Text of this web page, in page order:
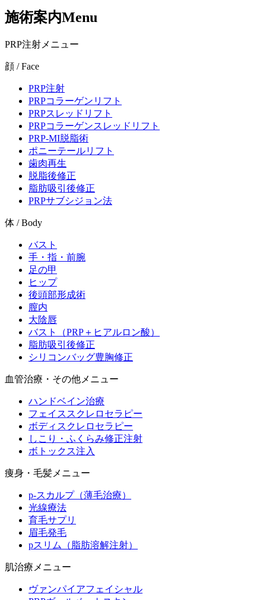
施術案内Menu
PRP注射メニュー
顔 / Face
PRP注射
PRPコラーゲンリフト
PRPスレッドリフト
PRPコラーゲンスレッドリフト
PRP-MI脱脂術
ポニーテールリフト
歯肉再生
脱脂後修正
脂肪吸引後修正
PRPサブシジョン法
体 / Body
バスト
手・指・前腕
足の甲
ヒップ
後頭部形成術
膣内
大陰唇
バスト（PRP＋ヒアルロン酸）
脂肪吸引後修正
シリコンバッグ豊胸修正
血管治療・その他メニュー
ハンドベイン治療
フェイススクレロセラピー
ボディスクレロセラピー
しこり・ふくらみ修正注射
ボトックス注入
痩身・毛髪メニュー
p-スカルプ（薄毛治療）
光線療法
育毛サプリ
眉毛発毛
pスリム（脂肪溶解注射）
肌治療メニュー
ヴァンパイアフェイシャル